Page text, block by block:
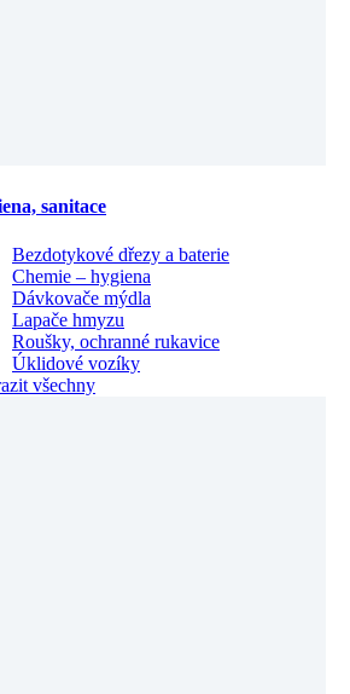
sanitace
Bezdotykové dřezy a baterie
Chemie – hygiena
Dávkovače mýdla
Lapače hmyzu
Roušky, ochranné rukavice
Úklidové vozíky
všechny